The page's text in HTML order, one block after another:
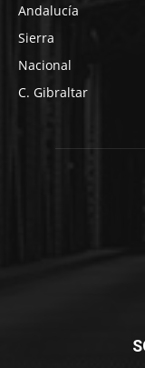
Andalucía
Sierra
Nacional
C. Gibraltar